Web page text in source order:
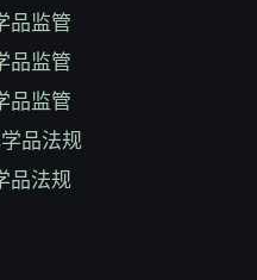
品监管
品监管
品监管
品法规
品法规